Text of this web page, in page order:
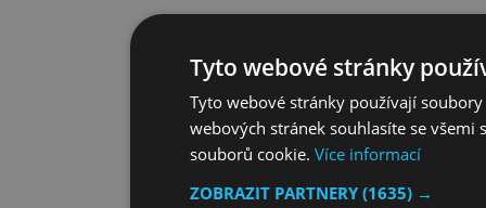
Tyto webové stránky
Tyto webové stránky používají
webových stránek souhlasíte se
souborů cookie. Více informací
ZOBRAZIT PARTNERY(1635) →